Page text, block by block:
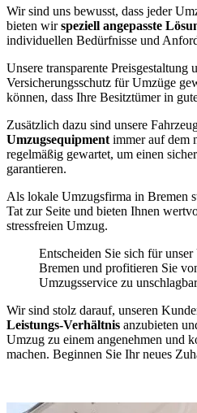
Wir sind uns bewusst, dass jeder
bieten wirspeziell angepasste
individuellen Bedürfnisse und
Unsere transparente Preisgestaltung
Versicherungsschutz für Umzüge
können, dass Ihre Besitztümer in
Zusätzlich dazu sind unsere
Umzugsequipment immer auf dem
regelmäßig gewartet, um einen
garantieren.
Als lokale Umzugsfirma in Bremen
Tat zur Seite und bieten Ihnen
stressfreien Umzug.
Entscheiden Sie sich für
Bremen und profitieren Sie
Umzugsservice zu
Wir sind stolz darauf, unseren
Leistungs-Verhältnis anzubieten
Umzug zu einem angenehmen und
machen. Beginnen Sie Ihr neues